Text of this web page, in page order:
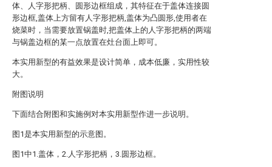
体、人字形把柄、圆形边框组成，其特征在于盖体连接圆
形边框,盖体上方留有人字形把柄,盖体为凸圆形,使用者在
烧菜时，当需要放置锅盖时,把盖体上的人字形把柄的两端
与锅盖边框的某一点放置在灶台面上即可。
本实用新型的有益效果是设计简单，成本低廉，实用性较
大。
附图说明
下面结合附图和实施例对本实用新型作进一步说明。
图1是本实用新型的示意图。
图1中1.盖体，2.人字形把柄，3.圆形边框。